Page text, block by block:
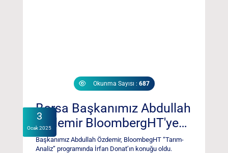
Okunma Sayısı : 687
Borsa Başkanımız Abdullah
Özdemir BloombergHT'ye
konuk oldu
Başkanımız Abdullah Özdemir, BloombegHT “Tarım-
Analiz” programında İrfan Donat’ın konuğu oldu.
3
Ocak 2025